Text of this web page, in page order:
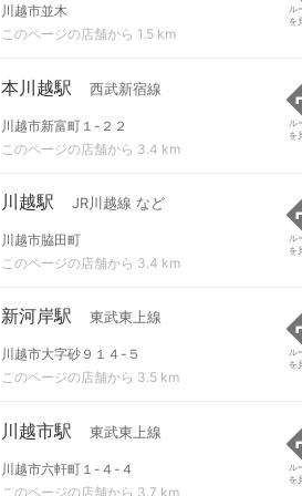
川越市並木
このページの店舗から 1.5 km
ル
を
本川越駅 西武新宿線
川越市新富町１-２２
このページの店舗から 3.4 km
ル
を
川越駅 JR川越線 など
川越市脇田町
このページの店舗から 3.4 km
ル
を
新河岸駅 東武東上線
川越市大字砂９１４-５
このページの店舗から 3.5 km
ル
を
川越市駅 東武東上線
川越市六軒町１-４-４
このページの店舗から 3.7 km
ル
を